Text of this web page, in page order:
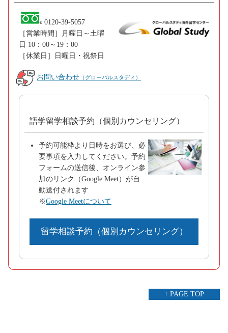
0120-39-5057
［営業時間］月曜日～土曜
日 10：00～19：00
［休業日］日曜日・祝祭日
お問い合わせ （グローバルスタディ）
語学留学相談予約（個別カウンセリング）
予約可能枠より日時をお選び、必
要事項を入力してください。予約
フォームの送信後、オンライン参
加のリンク（Google Meet）が自
動送付されます
※Google Meetについて
留学相談予約（個別カウンセリング）
↑ PAGE TOP